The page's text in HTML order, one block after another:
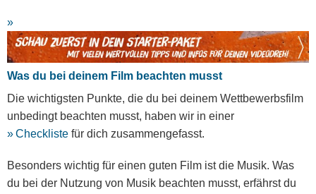
Was du bei deinem Film beachten musst
Die wichtigsten Punkte, die du bei deinem Wettbewerbsfilm
unbedingt beachten musst, haben wir in einer
Checkliste für dich zusammengefasst.
Besonders wichtig für einen guten Film ist die Musik. Was
du bei der Nutzung von Musik beachten musst, erfährst du